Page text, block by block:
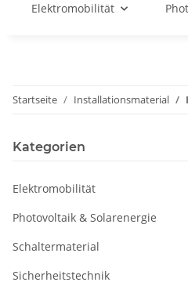
Elektromobilität
Startseite Installationsmaterial
Kategorien
Elektromobilität
Photovoltaik & Solarenergie
Schaltermaterial
Sicherheitstechnik